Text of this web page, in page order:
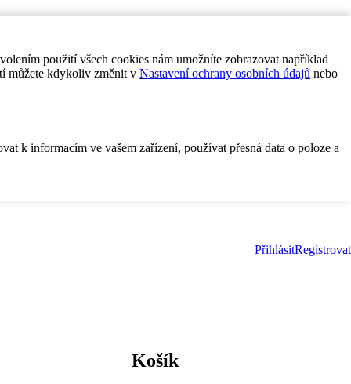
použití všech cookies nám umožníte zobrazovat například
můžete kdykoliv změnit v Nastavení ochrany osobních údajů nebo
k informacím ve vašem zařízení, používat přesná data o poloze a
PřihlásitRegistrovat
Košík